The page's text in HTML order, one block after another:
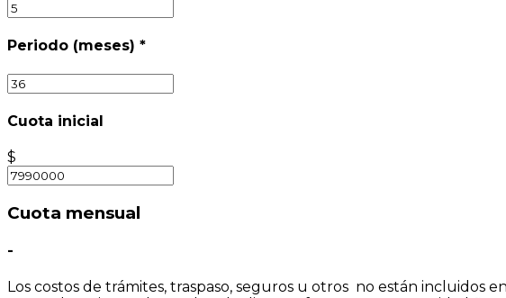
Periodo (meses) *
Cuota inicial
$
Cuota mensual
-
Los costos de trámites, traspaso, seguros u otros no están